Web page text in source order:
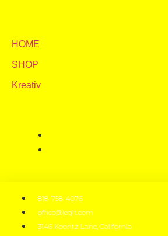
HOME
SHOP
Kreativ
818-758-4076
office@legit.com
3146 Koontz Lane, California